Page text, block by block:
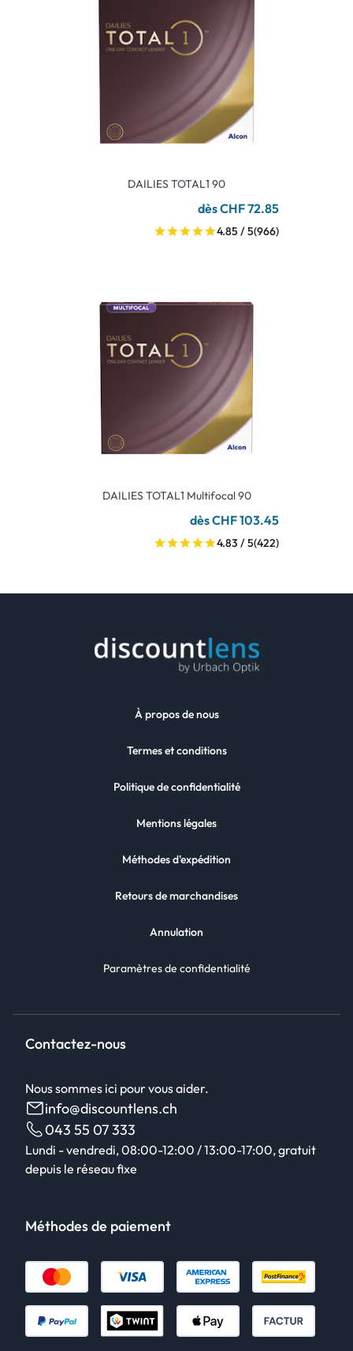
DAILIES TOTAL1 90
dès CHF 72.85
4.85 / 5(966)
DAILIES TOTAL1 Multifocal 90
dès CHF 103.45
4.83 / 5(422)
À propos de nous
Termes et conditions
Politique de confidentialité
Mentions légales
Méthodes d'expédition
Retours de marchandises
Annulation
Paramètres de confidentialité
Contactez-nous
Nous sommes ici pour vous aider.
info@discountlens.ch
043 55 07 333
Lundi - vendredi, 08:00-12:00 / 13:00-17:00, gratuit
depuis le réseau fixe
Méthodes de paiement